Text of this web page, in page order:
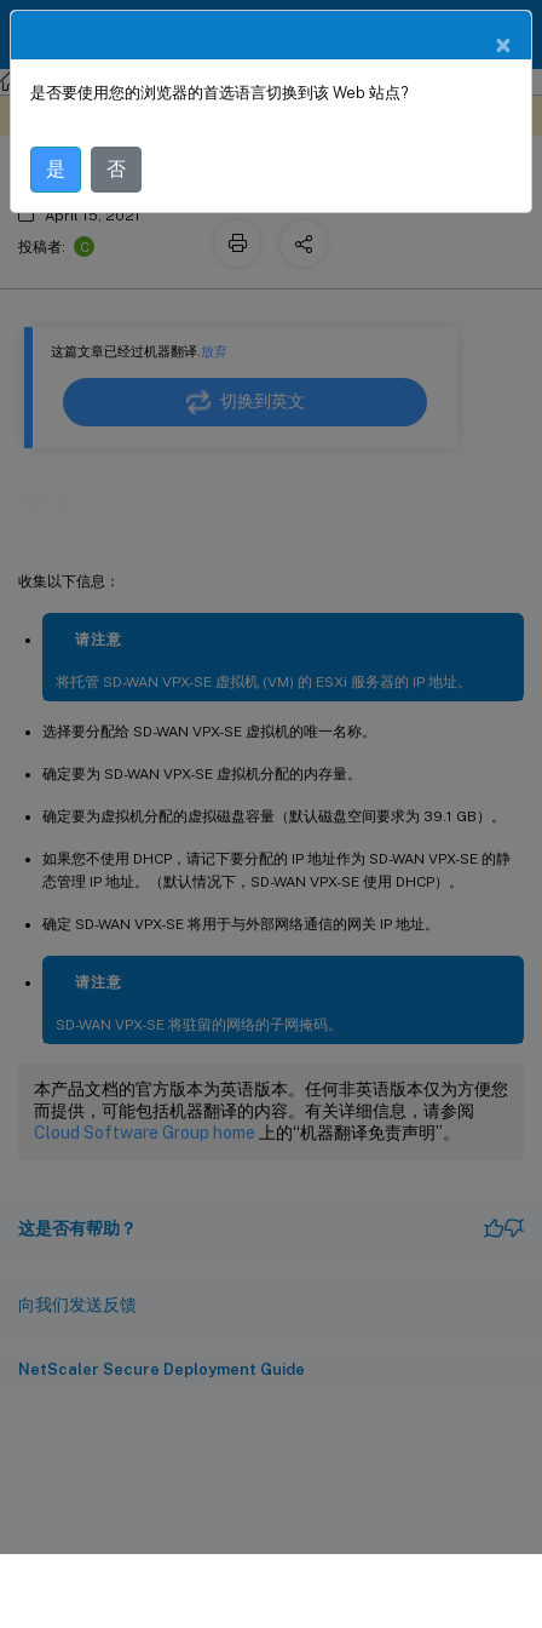
Citrix SD-WAN 平台
这篇文章已经过机器翻译.放弃
切换到英文
收集以下信息：
请注意
将托管 SD-WAN VPX-SE 虚拟机 (VM) 的 ESXi 服务器的 IP 地址。
选择要分配给 SD-WAN VPX-SE 虚拟机的唯一名称。
确定要为 SD-WAN VPX-SE 虚拟机分配的内存量。
确定要为虚拟机分配的虚拟磁盘容量（默认磁盘空间要求为 39.1 GB）。
如果您不使用 DHCP，请记下要分配的 IP 地址作为 SD-WAN VPX-SE 的静
态管理 IP 地址。（默认情况下，SD-WAN VPX-SE 使用 DHCP）。
确定 SD-WAN VPX-SE 将用于与外部网络通信的网关 IP 地址。
请注意
SD-WAN VPX-SE 将驻留的网络的子网掩码。
本产品文档的官方版本为英语版本。任何非英语版本仅为方便您
而提供，可能包括机器翻译的内容。有关详细信息，请参阅
Cloud Software Group home 上的“机器翻译免责声明”。
这是否有帮助？
向我们发送反馈
NetScaler Secure Deployment Guide
清单
April 15, 2021
投稿者:
C
×
是否要使用您的浏览器的首选语言切换到该 Web 站点?
是 否